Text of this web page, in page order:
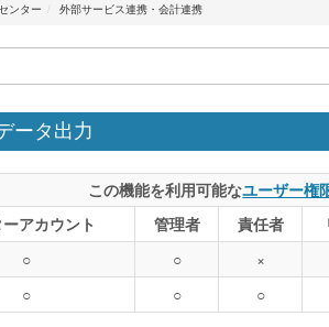
ンター 外部サービス連携・会計連携
ータ出力
この機能を利用可能なユーザー権
アカウント 管理者 責任者
○ ○ ×
○ ○ ○